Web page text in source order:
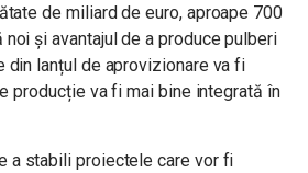
de miliard de euro, aproape 700
și avantajul de a produce pulberi
din lanțul de aprovizionare va fi
producție va fi mai bine integrată în
a stabili proiectele care vor fi